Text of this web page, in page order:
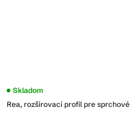
Rea, rozširovací profil pre sprchové
Priemerné
produktu
Skladom